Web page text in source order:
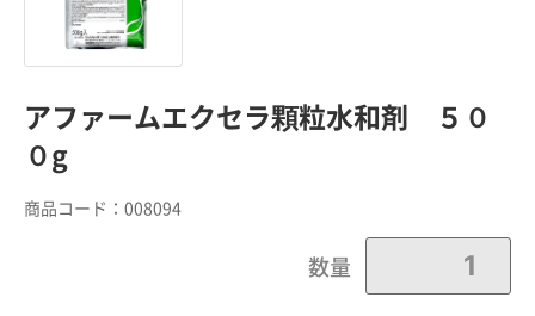
アファームエクセラ顆粒水和剤 ５０
０g
商品コード： 008094
数量